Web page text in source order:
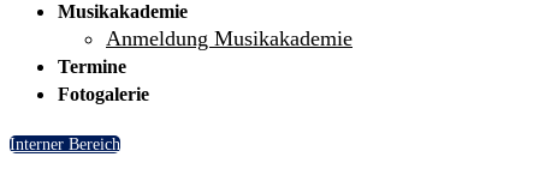
Musikakademie
Anmeldung Musikakademie
Termine
Fotogalerie
Interner Bereich